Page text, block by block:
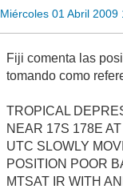
Miércoles 01 Abril 2009
Fiji comenta las
tomando como
TROPICAL
NEAR 17S 178E
UTC SLOWLY
POSITION POOR
MTSAT IR WITH